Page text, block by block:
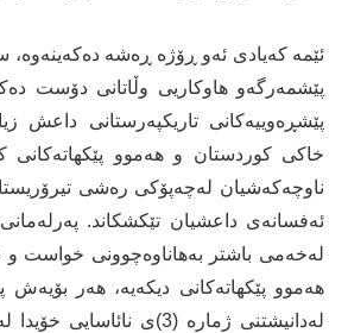
ئێمە کەیادی ئەو ڕۆژە ڕەشە دەکەینەوە،
پێشمەرگەو هاوکاریی وڵاتانی دۆست
پێشڕەوییەکانی تاریکپەرستانی داعش
خاکی کوردستان و هەموو پێکهاتەکانی
ناوچەکەشیان لەچەپۆکی رەشی
ئەفسانەی داعشیان تێکشکاند.
لەخەمی باشتر بەهاناوەچوونی خواست و
هەموو پێکهاتەکانی دیکەیە، هەر بۆیەش